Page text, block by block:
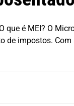
é MEI? O
impostos.